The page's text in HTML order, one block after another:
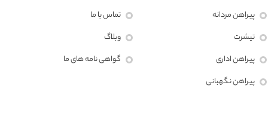
پیراهن مردانه
تیشرت
پیراهن اداری
پیراهن نگهبانی
تماس با ما
وبلاگ
گواهی نامه های ما